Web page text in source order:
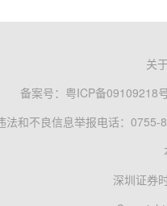
关
备案号： 粤ICP备09109218
法和不良信息举报电话：0755-
深圳证券